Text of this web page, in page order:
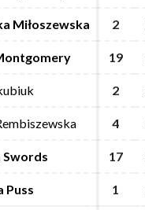
Miłoszewska 2
19
2
4
Swords 17
Puss 1
Miłoszewska 2
19
2
4
Swords 17
Puss 1